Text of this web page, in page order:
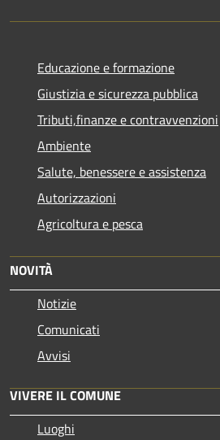
Educazione e formazione
Giustizia e sicurezza pubblica
Tributi,finanze e contravvenzioni
Ambiente
Salute, benessere e assistenza
Autorizzazioni
Agricoltura e pesca
NOVITÀ
Notizie
Comunicati
Avvisi
VIVERE IL COMUNE
Luoghi